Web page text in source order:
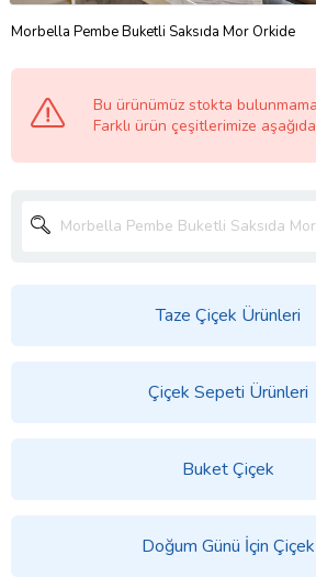
Morbella Pembe Buketli Saksıda Mor Orkide
Bu ürünümüz stokta
Farklı ürün çeşitlerimize
Taze Çiçek Ürünleri
Çiçek Sepeti Ürünleri
Buket Çiçek
Doğum Günü İçin Çiçek